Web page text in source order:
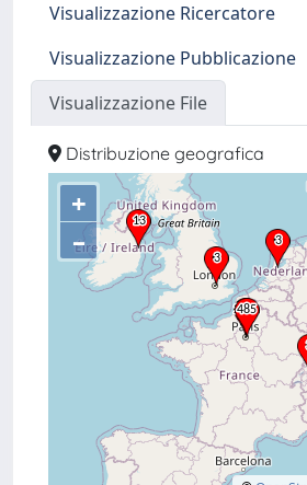
Visualizzazione Ricercatore
Visualizzazione Pubblicazione
Visualizzazione File
Distribuzione geografica
+
–